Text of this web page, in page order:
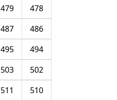
478
479
486
487
494
495
502
503
510
511